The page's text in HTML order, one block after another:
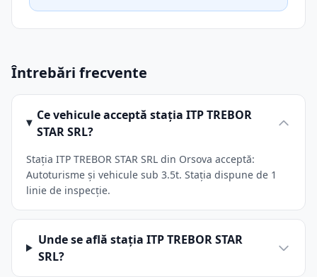
Întrebări frecvente
Ce vehicule acceptă stația ITP TREBOR
STAR SRL?
Stația ITP TREBOR STAR SRL din Orsova acceptă:
Autoturisme și vehicule sub 3.5t. Stația dispune de 1
linie de inspecție.
Unde se află stația ITP TREBOR STAR
SRL?